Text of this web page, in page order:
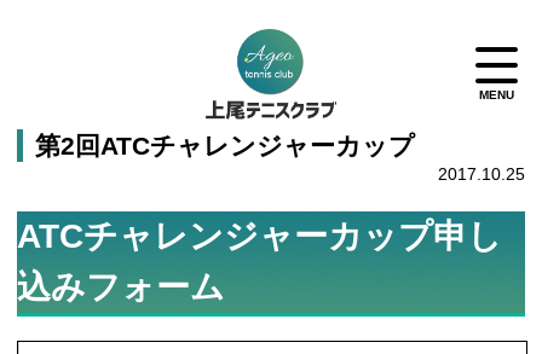
第2回ATCチャレンジャーカップ
2017.10.25
ATCチャレンジャーカップ申し
込みフォーム